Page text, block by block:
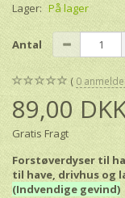
Lager: På lager
Antal
0
89,00
Gratis Fragt
Forstøverdyser til
til have, drivhus og
(Indvendige gevind)